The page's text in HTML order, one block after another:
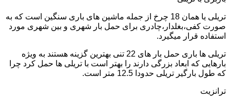
تریلی یا همان 18 چرخ از جمله ماشین های باری سنگین است که به
صورت کفی،بغلدار،چادری برای حمل بار شهری و بین شهری مورد
استفاده قرار میگیرد.
تریلی ها باری حمل بار های 22 تنی بهترین گزینه هستند به ویژه
بارهایی که ابعاد بزرگی دارند را بهتر است با تریلی ها حمل کرد چرا
که طول بارگیر تریلی حدودا 12.5 متر است.
ترانزیت